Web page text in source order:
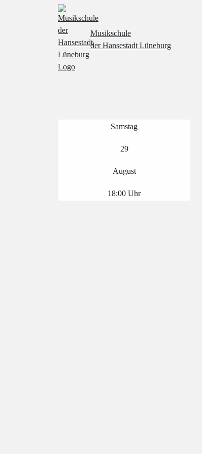
Musikschule
der Hansestadt Lüneburg
Samstag
29
August
18:00 Uhr